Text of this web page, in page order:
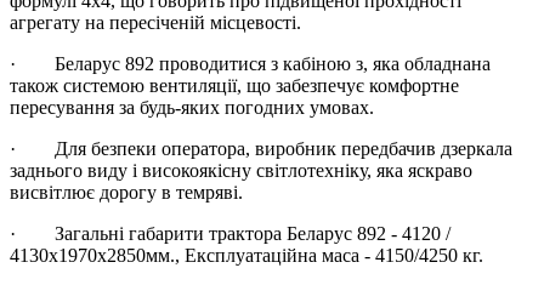
агрегату на пересіченій місцевості.
· Беларус 892 проводитися з кабіною з, яка обладнана
також системою вентиляції, що забезпечує комфортне
пересування за будь-яких погодних умовах.
· Для безпеки оператора, виробник передбачив дзеркала
заднього виду і високоякісну світлотехніку, яка яскраво
висвітлює дорогу в темряві.
· Загальні габарити трактора Беларус 892 - 4120 /
4130x1970x2850мм., Експлуатаційна маса - 4150/4250 кг.